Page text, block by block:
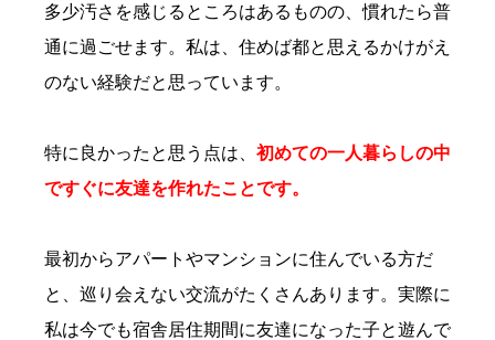
多少汚さを感じるところはあるものの、慣れたら普
通に過ごせます。私は、住めば都と思えるかけがえ
のない経験だと思っています。
特に良かったと思う点は、 初めての一人暮らしの中
ですぐに友達を作れたことです。
最初からアパートやマンションに住んでいる方だ
と、巡り会えない交流がたくさんあります。実際に
私は今でも宿舎居住期間に友達になった子と遊んで